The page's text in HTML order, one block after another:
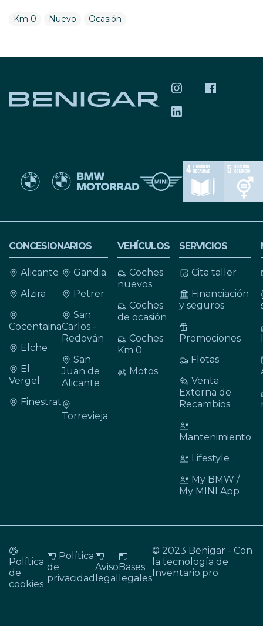
Km 0 Nuevo Ocasión
SÍGUENOS EN
SÍGUENOS
SÍGUENOS EN
CONCESIONARIOS
Alicante
Alzira
Cocentaina
Elche
El
Vergel
Finestrat
Gandia
Petrer
San
Carlos -
Redován
San
Juan de
Alicante
Torrevieja
VEHÍCULOS
Coches
nuevos
Coches
de ocasión
Coches
Km 0
Motos
SERVICIOS
Cita taller
Financiación
y seguros
Promociones
Flotas
Venta
Externa de
Recambios
Mantenimiento
Lifestyle
My BMW /
My MINI App
Política
de
cookies
Política
de
privacidad
Aviso
legal
Bases
legales
© 2023 Benigar - Con
la tecnología de
Inventario.pro